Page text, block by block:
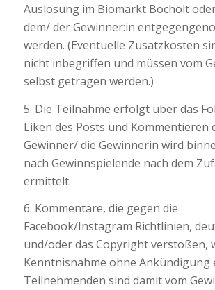
Auslosung im Biomarkt Bocholt
dem/ der Gewinner:in
werden. (Eventuelle Zusatzkosten
nicht inbegriffen und müssen vom
selbst getragen werden.)
5. Die Teilnahme erfolgt über das
Liken des Posts und Kommentieren
Gewinner/ die Gewinnerin wird
nach Gewinnspielende nach dem
ermittelt.
6. Kommentare, die gegen die
Facebook/Instagram Richtlinien,
und/oder das Copyright verstoßen,
Kenntnisnahme ohne Ankündigung
Teilnehmenden sind damit vom